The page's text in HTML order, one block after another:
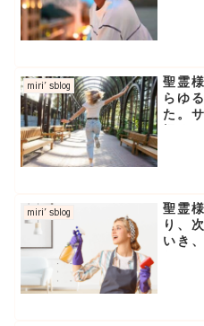
miri′sblog
聖霊
らゆ
た。
miri′sblog
聖霊
り、
いき